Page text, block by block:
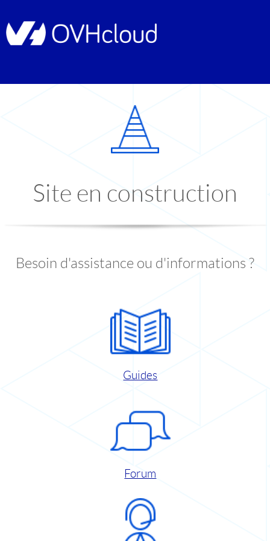
Site en construction
Besoin d'assistance ou d'informations ?
Guides
Forum